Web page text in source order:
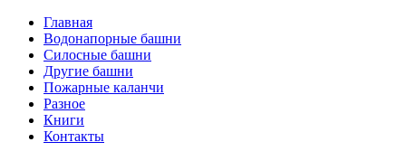
Главная
Водонапорные башни
Силосные башни
Другие башни
Пожарные каланчи
Разное
Книги
Контакты